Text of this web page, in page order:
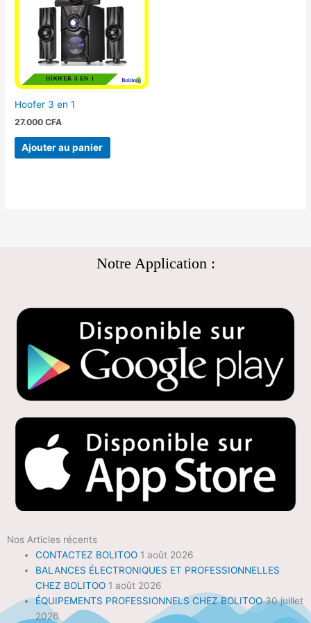
Hoofer 3 en 1
27.000CFA
Ajouter au panier
Notre Application :
Nos Articles récents
CONTACTEZ BOLITOO 1 août 2026
BALANCES ÉLECTRONIQUES ET PROFESSIONNELLES
CHEZ BOLITOO 1 août 2026
ÉQUIPEMENTS PROFESSIONNELS CHEZ BOLITOO 30 juillet
2026